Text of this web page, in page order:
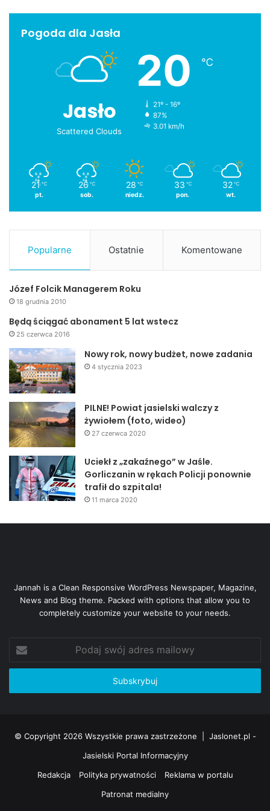
Pogoda dla Jasła
Jasło
Scattered Clouds
20 ℃
21º - 16º
87%
3.01 km/h
21 ℃
pt.
26 ℃
sob.
28 ℃
niedz.
33 ℃
pon.
32 ℃
wt.
Popularne Ostatnie Komentowane
Józef Folcik Managerem Roku
18 grudnia 2010
Będą ściągać abonament 5 lat wstecz
25 czerwca 2016
Nowy rok, nowy budżet, nowe zadania
4 stycznia 2023
PILNE! Powiat jasielski walczy z
żywiołem (foto, wideo)
27 czerwca 2020
Uciekł z „zakaźnego” w Jaśle.
Gorliczanin w rękach Policji ponownie
trafił do szpitala!
11 marca 2020
Jannah is a Clean Responsive WordPress Newspaper, Magazine,
News and Blog theme. Packed with options that allow you to
completely customize your website to your needs.
Podaj
swój
adres
© Copyright 2026 Wszystkie prawa zastrzeżone | Jaslonet.pl -
Jasielski Portal Informacyjny
Redakcja
Polityka prywatności
Reklama w portalu
Patronat medialny